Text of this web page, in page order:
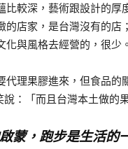
比較深，藝術跟設計的
的店家，是台灣沒有的
化與風格去經營的，很少。
代理果膠進來，但食品
說：「而且台灣本土做的
蒙，跑步是生活的